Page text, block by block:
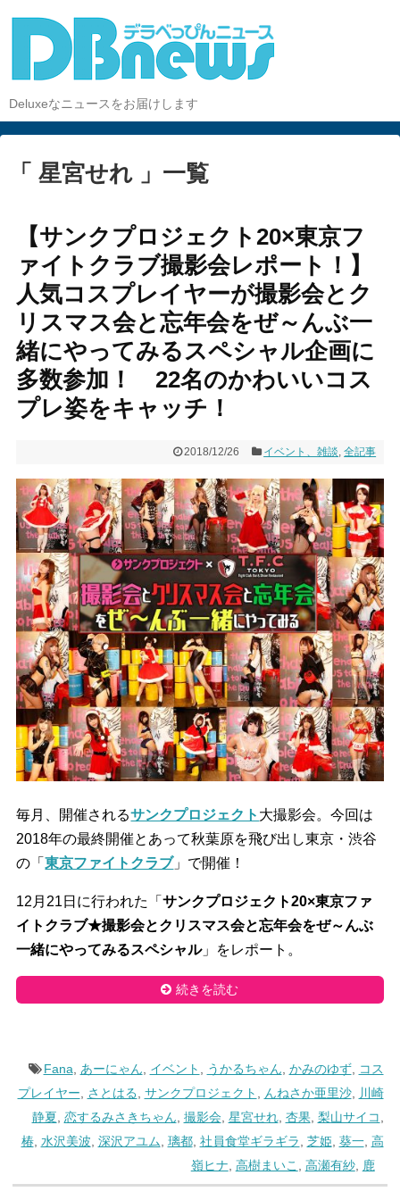
Deluxeなニュースをお届けします
「 星宮せれ 」一覧
【サンクプロジェクト20×東京フ
ァイトクラブ撮影会レポート！】
人気コスプレイヤーが撮影会とク
リスマス会と忘年会をぜ～んぶ一
緒にやってみるスペシャル企画に
多数参加！ 22名のかわいいコス
プレ姿をキャッチ！
2018/12/26 イベント、雑談,全記事
毎月、開催されるサンクプロジェクト 大撮影会。今回は
2018年の最終開催とあって秋葉原を飛び出し東京・渋谷
の「東京ファイトクラブ」で開催！
12月21日に行われた「サンクプロジェクト20×東京ファ
イトクラブ★撮影会とクリスマス会と忘年会をぜ～んぶ
一緒にやってみるスペシャル」をレポート。
続きを読む
Fana, あーにゃん, イベント , うかるちゃん, かみのゆず, コス
プレイヤー, さとはる, サンクプロジェクト , んねさか亜里沙, 川崎
静夏, 恋するみさきちゃん, 撮影会, 星宮せれ, 杏果, 梨山サイコ,
椿, 水沢美波, 深沢アユム, 璃都, 社員食堂ギラギラ, 芝姫, 葵一, 高
嶺ヒナ, 高樹まいこ , 高瀬有紗, 鹿